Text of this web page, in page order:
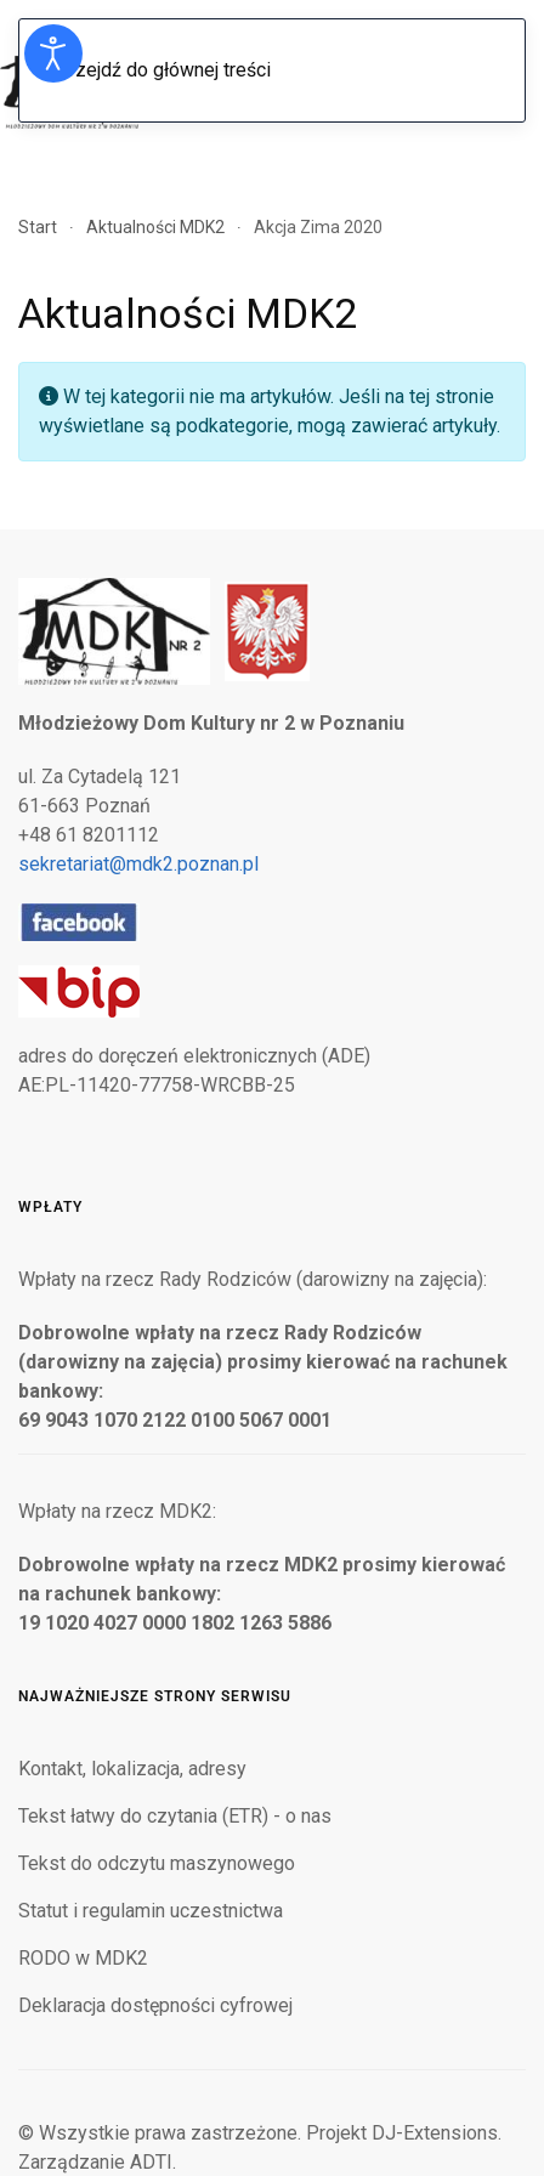
Przejdź do głównej treści
Start Aktualności MDK2 Akcja Zima 2020
Aktualności MDK2
Informacja
W tej kategorii nie ma artykułów. Jeśli na tej stronie
wyświetlane są podkategorie, mogą zawierać artykuły.
Młodzieżowy Dom Kultury nr 2 w Poznaniu
ul. Za Cytadelą 121
61-663 Poznań
+48 61 8201112
sekretariat@mdk2.poznan.pl
adres do doręczeń elektronicznych (ADE)
AE:PL-11420-77758-WRCBB-25
WPŁATY
Wpłaty na rzecz Rady Rodziców (darowizny na zajęcia):
Dobrowolne wpłaty na rzecz Rady Rodziców
(darowizny na zajęcia) prosimy kierować na rachunek
bankowy:
69 9043 1070 2122 0100 5067 0001
Wpłaty na rzecz MDK2:
Dobrowolne wpłaty na rzecz MDK2 prosimy kierować
na rachunek bankowy:
19 1020 4027 0000 1802 1263 5886
NAJWAŻNIEJSZE STRONY SERWISU
Kontakt, lokalizacja, adresy
Tekst łatwy do czytania (ETR) - o nas
Tekst do odczytu maszynowego
Statut i regulamin uczestnictwa
RODO w MDK2
Deklaracja dostępności cyfrowej
© Wszystkie prawa zastrzeżone. Projekt DJ-Extensions.
Zarządzanie ADTI.